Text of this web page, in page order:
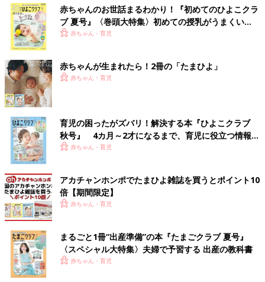
赤ちゃんのお世話まるわかり！『初めてのひよこクラ
ブ 夏号』〈巻頭大特集〉初めての授乳がうまくい
く！ おっぱい・ミルクの基本と夏のトラブル 解決テ
赤ちゃん・育児
赤ちゃんが生まれたら！2冊の「たまひよ」
赤ちゃん・育児
育児の困ったがズバリ！解決する本『ひよこクラブ
秋号』 4カ月～2才になるまで、育児に役立つ情報が
いっぱい！
赤ちゃん・育児
アカチャンホンポでたまひよ雑誌を買うとポイント10
倍【期間限定】
赤ちゃん・育児
まるごと1冊“出産準備”の本『たまごクラブ 夏号』
〈スペシャル大特集〉夫婦で予習する 出産の教科書
赤ちゃん・育児